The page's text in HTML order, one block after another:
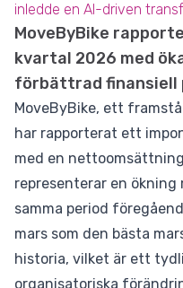
inledde en AI-driven
MoveByBike
kvartal 2026 med
förbättrad finansiell
MoveByBike, ett
har rapporterat ett
med en
representerar en ökning
samma period
mars som den bästa
historia, vilket är ett
organisatoriska